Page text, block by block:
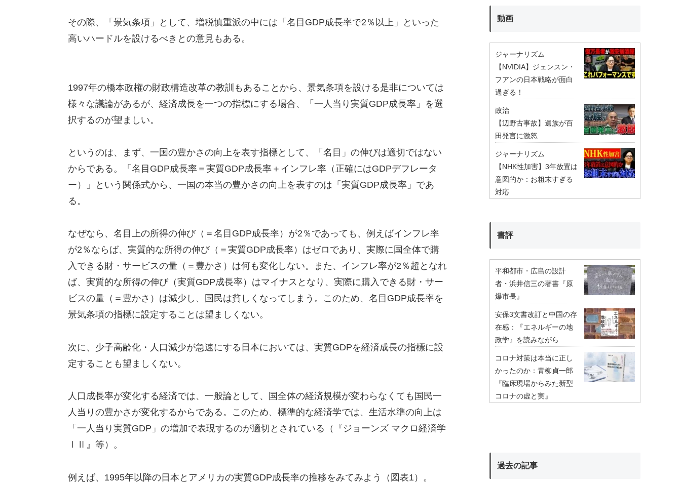
その際、「景気条項」として、増税慎重派の中には「名目GDP成長率で2％以上」といった
高いハードルを設けるべきとの意見もある。
1997年の橋本政権の財政構造改革の教訓もあることから、景気条項を設ける是非については
様々な議論があるが、経済成長を一つの指標にする場合、「一人当り実質GDP成長率」を選
択するのが望ましい。
というのは、まず、一国の豊かさの向上を表す指標として、「名目」の伸びは適切ではない
からである。「名目GDP成長率＝実質GDP成長率＋インフレ率（正確にはGDPデフレータ
ー）」という関係式から、一国の本当の豊かさの向上を表すのは「実質GDP成長率」であ
る。
なぜなら、名目上の所得の伸び（＝名目GDP成長率）が2％であっても、例えばインフレ率
が2％ならば、実質的な所得の伸び（＝実質GDP成長率）はゼロであり、実際に国全体で購
入できる財・サービスの量（＝豊かさ）は何も変化しない。また、インフレ率が2％超となれ
ば、実質的な所得の伸び（実質GDP成長率）はマイナスとなり、実際に購入できる財・サー
ビスの量（＝豊かさ）は減少し、国民は貧しくなってしまう。このため、名目GDP成長率を
景気条項の指標に設定することは望ましくない。
次に、少子高齢化・人口減少が急速にする日本においては、実質GDPを経済成長の指標に設
定することも望ましくない。
人口成長率が変化する経済では、一般論として、国全体の経済規模が変わらなくても国民一
人当りの豊かさが変化するからである。このため、標準的な経済学では、生活水準の向上は
「一人当り実質GDP」の増加で表現するのが適切とされている（『ジョーンズ マクロ経済学
ⅠⅡ』等）。
例えば、1995年以降の日本とアメリカの実質GDP成長率の推移をみてみよう（図表1）。
動画
ジャーナリズム
【NVIDIA】ジェンスン・
フアンの日本戦略が面白
過ぎる！
政治
【辺野古事故】遺族が百
田発言に激怒
ジャーナリズム
【NHK性加害】3年放置は
意図的か：お粗末すぎる
対応
書評
平和都市・広島の設計
者・浜井信三の著書『原
爆市長』
安保3文書改訂と中国の存
在感：『エネルギーの地
政学』を読みながら
コロナ対策は本当に正し
かったのか：青柳貞一郎
『臨床現場からみた新型
コロナの虚と実』
過去の記事